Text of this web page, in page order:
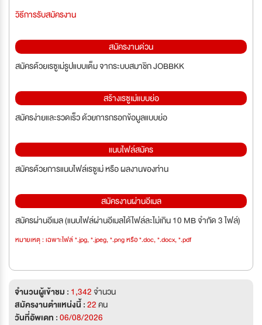
วิธีการรับสมัครงาน
สมัครงานด่วน
สมัครด้วยเรซูเม่รูปแบบเต็ม จากระบบสมาชิก JOBBKK
สร้างเรซูเม่แบบย่อ
สมัครง่ายและรวดเร็ว ด้วยการกรอกข้อมูลแบบย่อ
แนบไฟล์สมัคร
สมัครด้วยการแนบไฟล์เรซูเม่ หรือ ผลงานของท่าน
สมัครงานผ่านอีเมล
สมัครผ่านอีเมล (แนบไฟล์ผ่านอีเมลได้ไฟล์ละไม่เกิน 10 MB จำกัด 3 ไฟล์)
หมายเหตุ : เฉพาะไฟล์ *.jpg, *.jpeg, *.png หรือ *.doc, *.docx, *.pdf
จำนวนผู้เข้าชม : 1,342จำนวน
สมัครงานตำแหน่งนี้ :22คน
วันที่อัพเดท :06/08/2026